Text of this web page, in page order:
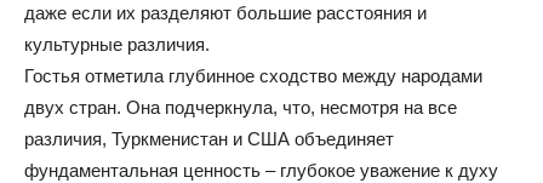
даже если их разделяют большие расстояния и
культурные различия.
Гостья отметила глубинное сходство между народами
двух стран. Она подчеркнула, что, несмотря на все
различия, Туркменистан и США объединяет
фундаментальная ценность – глубокое уважение к духу